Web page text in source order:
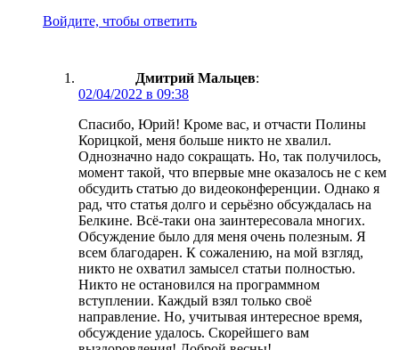
Войдите, чтобы ответить
Дмитрий Мальцев:
02/04/2022 в 09:38
Спасибо, Юрий! Кроме вас, и отчасти Полины
Корицкой, меня больше никто не хвалил.
Однозначно надо сокращать. Но, так получилось,
момент такой, что впервые мне оказалось не с кем
обсудить статью до видеоконференции. Однако я
рад, что статья долго и серьёзно обсуждалась на
Белкине. Всё-таки она заинтересовала многих.
Обсуждение было для меня очень полезным. Я
всем благодарен. К сожалению, на мой взгляд,
никто не охватил замысел статьи полностью.
Никто не остановился на программном
вступлении. Каждый взял только своё
направление. Но, учитывая интересное время,
обсуждение удалось. Скорейшего вам